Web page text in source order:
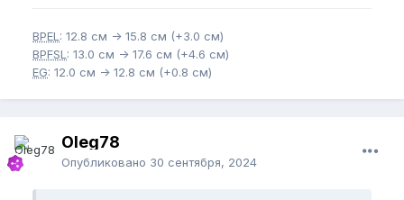
BPEL : 12.8 см -> 15.8 см (+3.0 см)
BPFSL : 13.0 см -> 17.6 см (+4.6 см)
EG: 12.0 см -> 12.8 см (+0.8 см)
Oleg78
Опубликовано 30 сентября, 2024